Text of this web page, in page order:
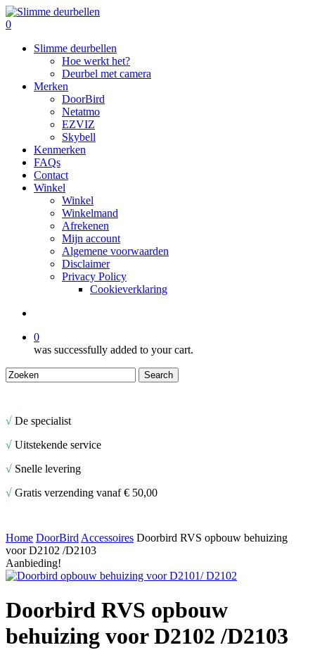
Skip
to
content
search
0
Slimme deurbellen
Hoe werkt het?
Deurbel met camera
Merken
DoorBird
Netatmo
EZVIZ
Skybell
Kenmerken
FAQs
Contact
Winkel
Winkel
Winkelmand
Afrekenen
Mijn account
Algemene voorwaarden
Disclaimer
Privacy Policy
Cookieverklaring
0
was successfully added to your cart.
Search
√ De specialist
√ Uitstekende service
√ Snelle levering
√ Gratis verzending vanaf € 50,00
Home DoorBird Accessoires Doorbird RVS opbouw behuizing
voor D2102 /D2103
Aanbieding!
Doorbird RVS opbouw
behuizing voor D2102 /D2103